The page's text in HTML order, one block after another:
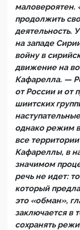
маловероятен.
продолжить
деятельность.
на западе
войну в
движение на
Кафарелла. —
от России и от
шиитских
однако режим
все
Кафареллы, в
значимом
речь не идет:
который
это «обман»,
заключается в
сохранять